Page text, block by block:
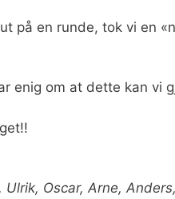
på en runde, tok vi en
enig om at dette kan vi
Ulrik, Oscar, Arne,